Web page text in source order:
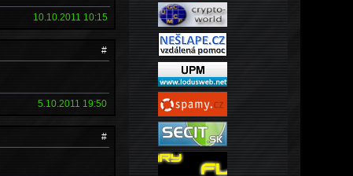
10.10.2011 10:15
#
5.10.2011 19:50
#